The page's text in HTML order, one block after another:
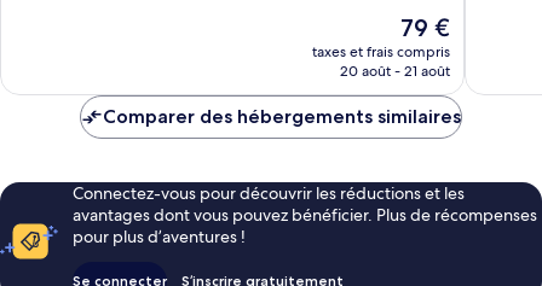
Le
nouveau
prix
de
79 €
taxes et frais compris
20 août - 21 août
Comparer des hébergements similaires
Connectez-vous pour découvrir les réductions et les
avantages dont vous pouvez bénéficier. Plus de récompenses
pour plus d’aventures !
Se connecter S’inscrire gratuitement